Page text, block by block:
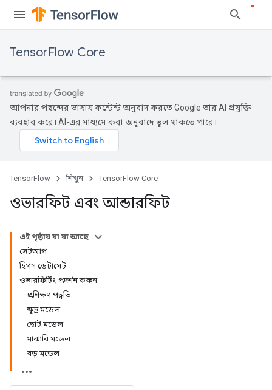
TensorFlow Core
আপনার পছন্দের ভাষায় কন্টেন্ট অনুবাদ করতে Google তার AI প্রযুক্তি
ব্যবহার করে। AI-এর মাধ্যমে করা অনুবাদে ভুল থাকতে পারে।
TensorFlow শিখুন TensorFlow Core
ওভারফিট এবং আন্ডারফিট
এই পৃষ্ঠায় যা যা আছে
সেটআপ
হিগস ডেটাসেট
ওভারফিটিং প্রদর্শন করুন
প্রশিক্ষণ পদ্ধতি
ক্ষুদ্র মডেল
ছোট মডেল
মাঝারি মডেল
বড় মডেল